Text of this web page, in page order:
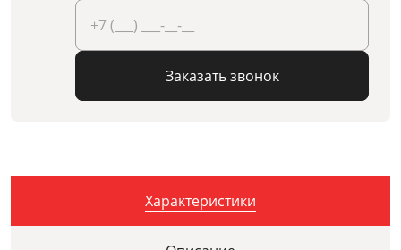
Заказать звонок
Характеристики